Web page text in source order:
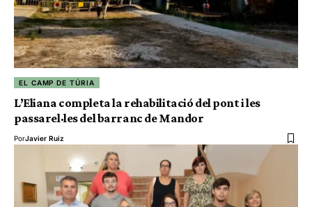
EL CAMP DE TÚRIA
L’Eliana completa la rehabilitació del pont i les
passarel·les del barranc de Mandor
PorJavier Ruiz